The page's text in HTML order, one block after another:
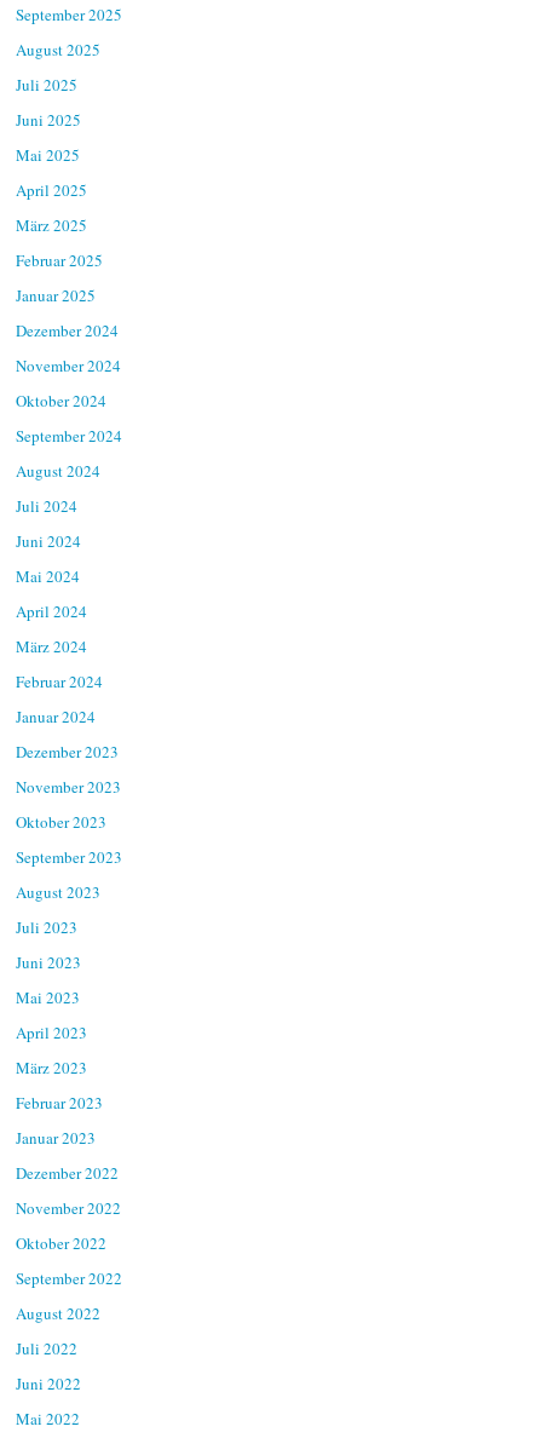
September 2025
August 2025
Juli 2025
Juni 2025
Mai 2025
April 2025
März 2025
Februar 2025
Januar 2025
Dezember 2024
November 2024
Oktober 2024
September 2024
August 2024
Juli 2024
Juni 2024
Mai 2024
April 2024
März 2024
Februar 2024
Januar 2024
Dezember 2023
November 2023
Oktober 2023
September 2023
August 2023
Juli 2023
Juni 2023
Mai 2023
April 2023
März 2023
Februar 2023
Januar 2023
Dezember 2022
November 2022
Oktober 2022
September 2022
August 2022
Juli 2022
Juni 2022
Mai 2022